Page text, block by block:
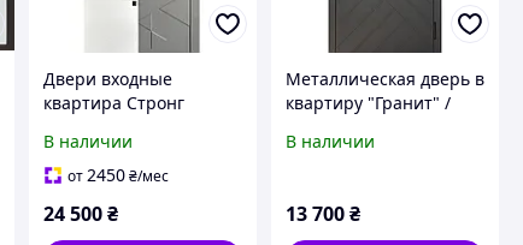
Двери входные
квартира Стронг
В наличии
от2450 ₴/мес
24 500 ₴
Металлическая дверь в
квартиру "Гранит" /
Входные двери в
В наличии
13 700₴